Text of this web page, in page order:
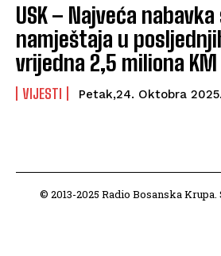
USK – Najveća
namještaja u
vrijedna 2,5 miliona KM
VIJESTI Petak,24. Oktobra 2025.
© 2013-2025 Radio Bosanska